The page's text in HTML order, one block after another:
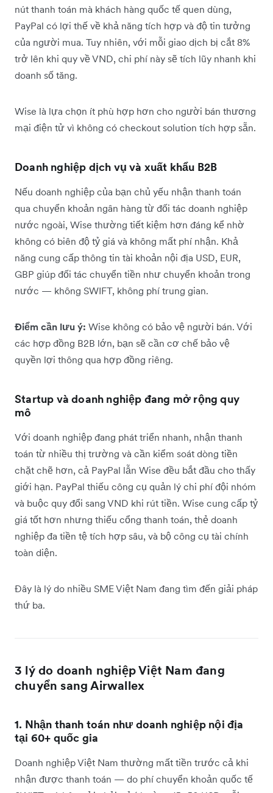
nút thanh toán mà khách hàng quốc tế quen dùng,
PayPal có lợi thế về khả năng tích hợp và độ tin tưởng
của người mua. Tuy nhiên, với mỗi giao dịch bị cắt 8%
trở lên khi quy về VND, chi phí này sẽ tích lũy nhanh khi
doanh số tăng.
Wise là lựa chọn ít phù hợp hơn cho người bán thương
mại điện tử vì không có checkout solution tích hợp sẵn.
Doanh nghiệp dịch vụ và xuất khẩu B2B
Nếu doanh nghiệp của bạn chủ yếu nhận thanh toán
qua chuyển khoản ngân hàng từ đối tác doanh nghiệp
nước ngoài, Wise thường tiết kiệm hơn đáng kể nhờ
không có biên độ tỷ giá và không mất phí nhận. Khả
năng cung cấp thông tin tài khoản nội địa USD, EUR,
GBP giúp đối tác chuyển tiền như chuyển khoản trong
nước — không SWIFT, không phí trung gian.
Điểm cần lưu ý: Wise không có bảo vệ người bán. Với
các hợp đồng B2B lớn, bạn sẽ cần cơ chế bảo vệ
quyền lợi thông qua hợp đồng riêng.
Startup và doanh nghiệp đang mở rộng quy
mô
Với doanh nghiệp đang phát triển nhanh, nhận thanh
toán từ nhiều thị trường và cần kiểm soát dòng tiền
chặt chẽ hơn, cả PayPal lẫn Wise đều bắt đầu cho thấy
giới hạn. PayPal thiếu công cụ quản lý chi phí đội nhóm
và buộc quy đổi sang VND khi rút tiền. Wise cung cấp tỷ
giá tốt hơn nhưng thiếu cổng thanh toán, thẻ doanh
nghiệp đa tiền tệ tích hợp sâu, và bộ công cụ tài chính
toàn diện.
Đây là lý do nhiều SME Việt Nam đang tìm đến giải pháp
thứ ba.
3 lý do doanh nghiệp Việt Nam đang
chuyển sang Airwallex
1. Nhận thanh toán như doanh nghiệp nội địa
tại 60+ quốc gia
Doanh nghiệp Việt Nam thường mất tiền trước cả khi
nhận được thanh toán — do phí chuyển khoản quốc tế